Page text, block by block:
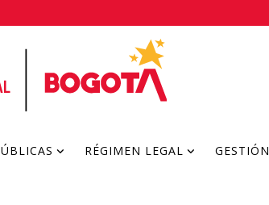
RÉGIMEN LEGAL GESTIÓN